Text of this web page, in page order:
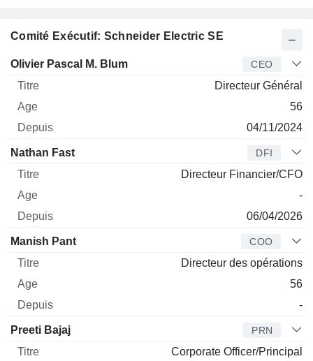
Comité Exécutif: Schneider Electric SE
Dirigeant Titre Age Depuis
Olivier Pascal M. Blum CEO
Directeur Général
56
04/11/2024
Nathan Fast DFI
Directeur Financier/CFO
-
06/04/2026
Manish Pant COO
Directeur des opérations
56
-
Preeti Bajaj PRN
Corporate Officer/Principal